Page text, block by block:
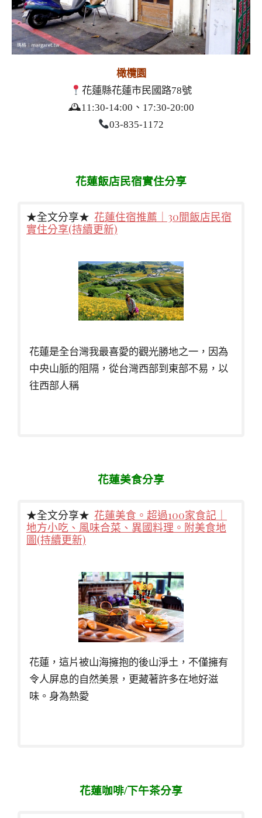
橄欖園
花蓮縣花蓮市民國路78號
🕰11:30-14:00、17:30-20:00
03-835-1172
花蓮飯店民宿實住分享
★全文分享★ 花蓮住宿推薦｜30間飯店民宿
實住分享(持續更新)
花蓮是全台灣我最喜愛的觀光勝地之一，因為
中央山脈的阻隔，從台灣西部到東部不易，以
往西部人稱
花蓮美食分享
★全文分享★ 花蓮美食。超過100家食記｜
地方小吃、風味合菜、異國料理。附美食地
圖(持續更新)
花蓮，這片被山海擁抱的後山淨土，不僅擁有
令人屏息的自然美景，更藏著許多在地好滋
味。身為熱愛
花蓮咖啡/下午茶分享